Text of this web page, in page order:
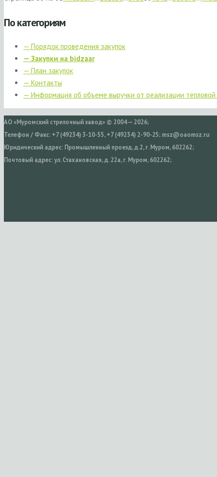
По категориям
— Порядок проведения закупок
— Закупки на bidzaar
— План закупок
— Контакты
— Информация об объеме выручки от реализации тепловой
АО «Муромский стрелочный завод» © 2004 — 2026;
Телефон / Факс: +7 (49234) 3-10-55, +7 (49234) 2-90-25; msz@oaomsz.ru
Юридический адрес: Промышленный проезд, д.2, г. Муром, 602262;
Почтовый адрес: ул. Стахановская, д. 22а, г. Муром, 602262;